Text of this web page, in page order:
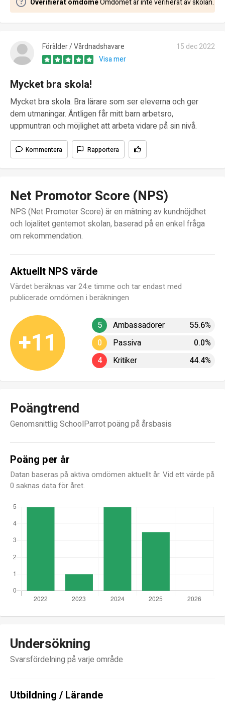
Overifierat omdömeOmdömet är inte verifierat av skolan.
Förälder / Vårdnadshavare
15 dec 2022
Visa mer
Mycket bra skola!
Mycket bra skola. Bra lärare som ser eleverna och ger
dem utmaningar. Äntligen får mitt barn arbetsro,
uppmuntran och möjlighet att arbeta vidare på sin nivå.
Kommentera Rapportera
Net Promotor Score (NPS)
NPS (Net Promoter Score) är en mätning av kundnöjdhet
och lojalitet gentemot skolan, baserad på en enkel fråga
om rekommendation.
Aktuellt NPS värde
Värdet beräknas var 24:e timme och tar endast med
publicerade omdömen i beräkningen
+11
5 Ambassadörer
55.6%
0
Passiva
0.0%
4
Kritiker 44.4%
Poängtrend
Genomsnittlig SchoolParrot poäng på årsbasis
Poäng per år
Datan baseras på aktiva omdömen aktuellt år. Vid ett värde på
0 saknas data för året.
Undersökning
Svarsfördelning på varje område
Utbildning / Lärande